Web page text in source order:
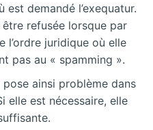
demandé l’exequatur.
refusée lorsque par
l’ordre juridique où elle
pas au « spamming ».
ainsi problème dans
elle est nécessaire, elle